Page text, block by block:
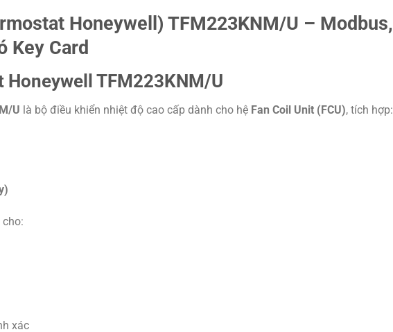
Honeywell ) TFM223KNM/U – Modbus,
Key Card
TFM223KNM/U
U là bộ điều khiển nhiệt độ cao cấp dành cho hệ Fan Coil Unit (FCU), tích hợp:
xác